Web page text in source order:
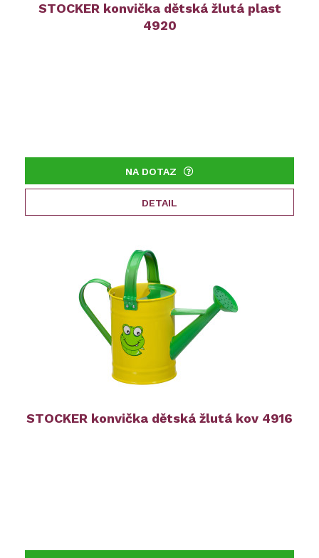
STOCKER konvička dětská žlutá plast
4920
NA DOTAZ
DETAIL
STOCKER konvička dětská žlutá kov 4916